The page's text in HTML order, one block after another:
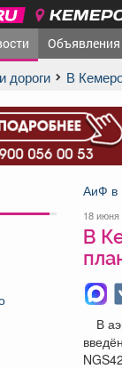
Объявления
дороги В
АиФ в
18 июня
В
В